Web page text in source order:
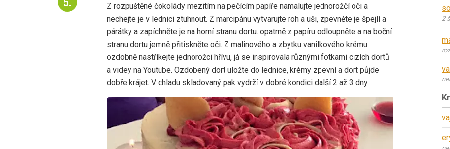
Z rozpuštěné čokolády mezitím na pečícím papíře namalujte jednorožčí oči a
nechejte je v lednici ztuhnout. Z marcipánu vytvarujte roh a uši, zpevněte je špejlí a
párátky a zapíchněte je na horní stranu dortu, opatrně z papíru odloupněte a na boční
stranu dortu jemně přitiskněte oči. Z malinového a zbytku vanilkového krému
ozdobně nastříkejte jednorožci hřívu, já se inspirovala různými fotkami cizích dortů
a videy na Youtube. Ozdobený dort uložte do lednice, krémy zpevní a dort půjde
dobře krájet. V chladu skladovaný pak vydrží v dobré kondici další 2 až 3 dny.
2